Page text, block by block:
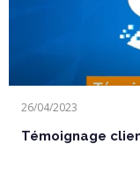
26/04/2023
Témoignage